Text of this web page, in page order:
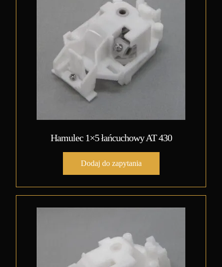
Hamulec 1×5 łańcuchowy AT 430
Dodaj do zapytania